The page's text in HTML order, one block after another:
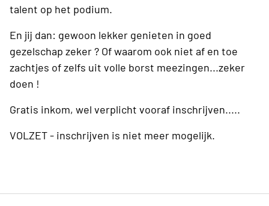
talent op het podium.
En jij dan: gewoon lekker genieten in goed
gezelschap zeker ? Of waarom ook niet af en toe
zachtjes of zelfs uit volle borst meezingen...zeker
doen !
Gratis inkom, wel verplicht vooraf inschrijven.....
VOLZET - inschrijven is niet meer mogelijk.